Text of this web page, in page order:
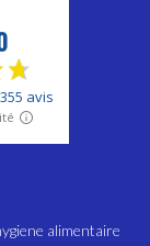
alimentaire